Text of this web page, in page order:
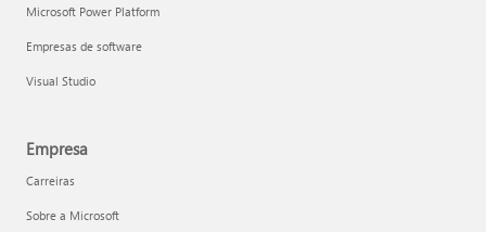
Microsoft Power Platform
Empresas de software
Visual Studio
Empresa
Carreiras
Sobre a Microsoft